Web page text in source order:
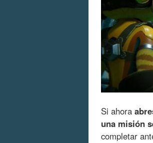
Si ahora
una misión
completar